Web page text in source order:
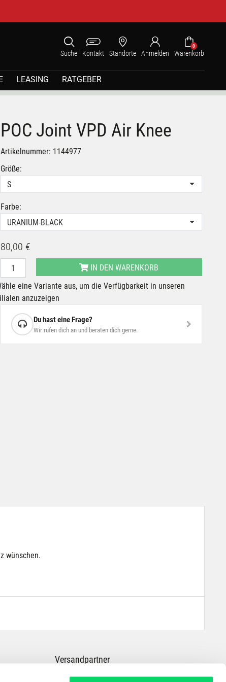
Suche Kontakt Standorte Anmelden
0
Warenkorb
LEASING RATGEBER
POC Joint VPD Air Knee
Artikelnummer: 1144977
Größe:
S
Farbe:
URANIUM-BLACK
80,00 €
IN DEN WARENKORB
eine Variante aus, um die Verfügbarkeit in unseren
anzuzeigen
Du hast eine Frage?
Wir rufen dich an und beraten dich gerne.
wünschen.
Versandpartner